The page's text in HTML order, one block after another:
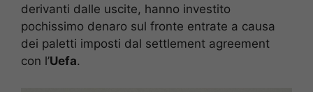
derivanti dalle uscite, hanno investito
pochissimo denaro sul fronte entrate a causa
dei paletti imposti dal settlement agreement
con l’Uefa.